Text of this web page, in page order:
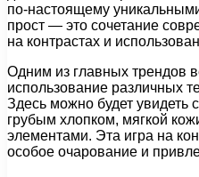
по-настоящему
прост — это сочетание
на контрастах и
Одним из главных трендов
использование различных
Здесь можно будет увидеть
грубым хлопком, мягкой
элементами. Эта игра на
особое очарование и